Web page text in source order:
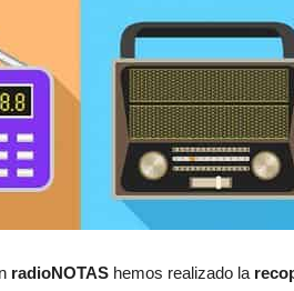
radioNOTAS hemos realizado la